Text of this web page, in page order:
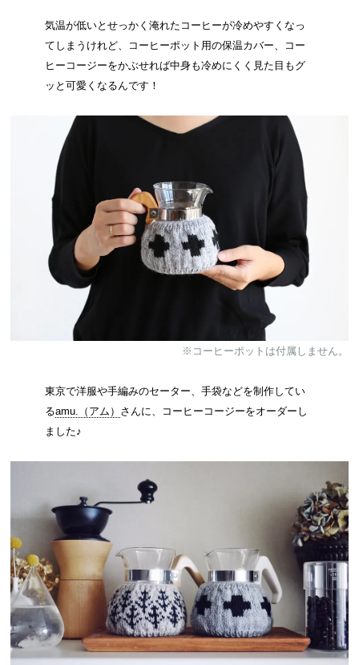
気温が低いとせっかく淹れたコーヒーが冷めやすくなっ
てしまうけれど、コーヒーポット用の保温カバー、コー
ヒーコージーをかぶせれば中身も冷めにくく見た目もグ
ッと可愛くなるんです！
※コーヒーポットは付属しません。
東京で洋服や手編みのセーター、手袋などを制作してい
るamu.（アム） さんに、コーヒーコージーをオーダーし
ました♪